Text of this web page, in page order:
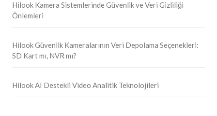
Hilook Kamera Sistemlerinde Güvenlik ve Veri Gizliliği
Önlemleri
Hilook Güvenlik Kameralarının Veri Depolama Seçenekleri:
SD Kart mı, NVR mı?
Hilook AI Destekli Video Analitik Teknolojileri